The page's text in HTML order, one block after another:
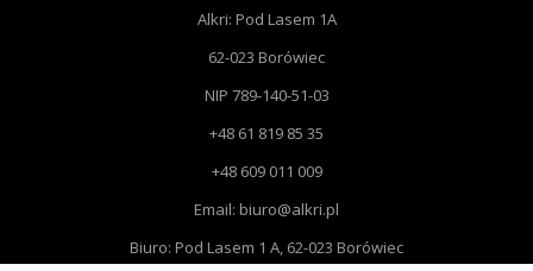
Alkri: Pod Lasem 1A
62-023 Borówiec
NIP 789-140-51-03
+48 61 819 85 35
+48 609 011 009
Email: biuro@alkri.pl
Biuro: Pod Lasem 1 A, 62-023 Borówiec